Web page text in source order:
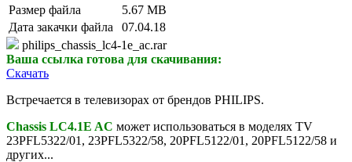
Размер файла
5.67 MB
Дата закачки файла
07.04.18
philips_chassis_lc4-1e_ac.rar
Ваша ссылка готова для скачивания:
Скачать
Встречается в телевизорах от брендов PHILIPS.
Chassis LC4.1E AC может использоваться в моделях TV
23PFL5322/01, 23PFL5322/58, 20PFL5122/01, 20PFL5122/58 и
других...